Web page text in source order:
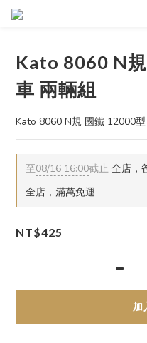
Kato 8060 N
車 兩輛組
Kato 8060 N規 國鐵 12000
至08/16 16:00截止 全店，
全店，滿萬免運
NT$425
加